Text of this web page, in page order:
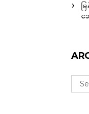
မ
ဆ